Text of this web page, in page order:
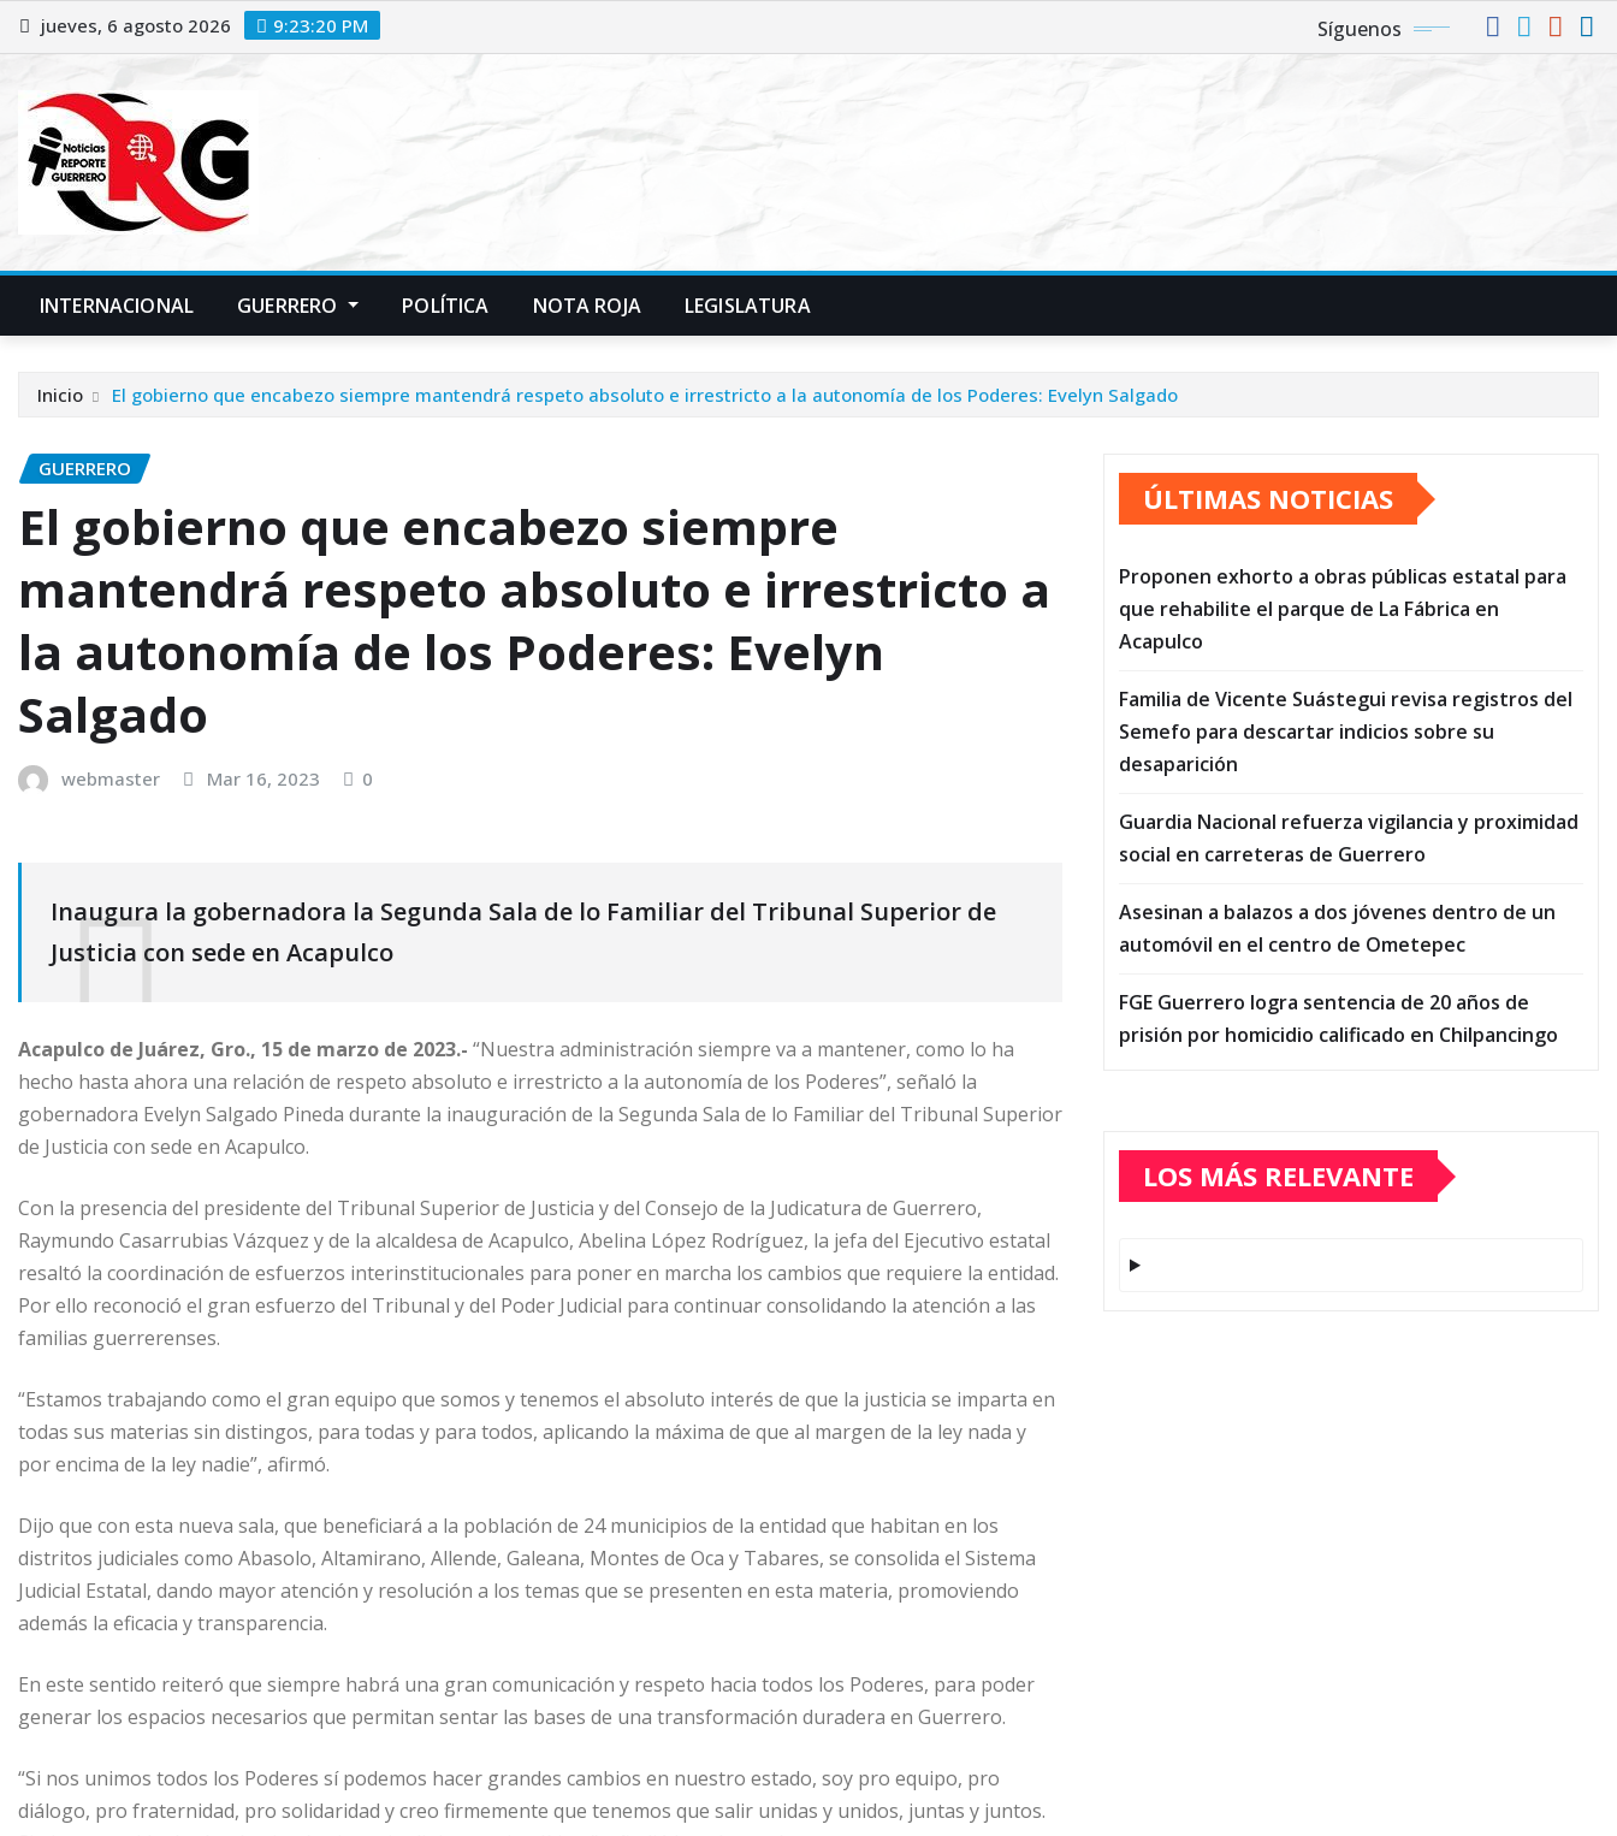
Saltar
al
jueves, 6 agosto 2026 9:23:21 PM Síguenos
INTERNACIONAL GUERRERO POLÍTICA NOTA ROJA LEGISLATURA
Inicio El gobierno que encabezo siempre mantendrá respeto absoluto e irrestricto a la autonomía de los Poderes: Evelyn Salgado
GUERRERO
El gobierno que encabezo siempre
mantendrá respeto absoluto e irrestricto a
la autonomía de los Poderes: Evelyn
Salgado
webmaster Mar 16, 2023 0
Inaugura la gobernadora la Segunda Sala de lo Familiar del Tribunal Superior de
Justicia con sede en Acapulco
Acapulco de Juárez, Gro., 15 de marzo de 2023.- “Nuestra administración siempre va a mantener, como lo ha
hecho hasta ahora una relación de respeto absoluto e irrestricto a la autonomía de los Poderes”, señaló la
gobernadora Evelyn Salgado Pineda durante la inauguración de la Segunda Sala de lo Familiar del Tribunal Superior
de Justicia con sede en Acapulco.
Con la presencia del presidente del Tribunal Superior de Justicia y del Consejo de la Judicatura de Guerrero,
Raymundo Casarrubias Vázquez y de la alcaldesa de Acapulco, Abelina López Rodríguez, la jefa del Ejecutivo estatal
resaltó la coordinación de esfuerzos interinstitucionales para poner en marcha los cambios que requiere la entidad.
Por ello reconoció el gran esfuerzo del Tribunal y del Poder Judicial para continuar consolidando la atención a las
familias guerrerenses.
“Estamos trabajando como el gran equipo que somos y tenemos el absoluto interés de que la justicia se imparta en
todas sus materias sin distingos, para todas y para todos, aplicando la máxima de que al margen de la ley nada y
por encima de la ley nadie”, afirmó.
Dijo que con esta nueva sala, que beneficiará a la población de 24 municipios de la entidad que habitan en los
distritos judiciales como Abasolo, Altamirano, Allende, Galeana, Montes de Oca y Tabares, se consolida el Sistema
Judicial Estatal, dando mayor atención y resolución a los temas que se presenten en esta materia, promoviendo
además la eficacia y transparencia.
En este sentido reiteró que siempre habrá una gran comunicación y respeto hacia todos los Poderes, para poder
generar los espacios necesarios que permitan sentar las bases de una transformación duradera en Guerrero.
“Si nos unimos todos los Poderes sí podemos hacer grandes cambios en nuestro estado, soy pro equipo, pro
diálogo, pro fraternidad, pro solidaridad y creo firmemente que tenemos que salir unidas y unidos, juntas y juntos.
ÚLTIMAS NOTICIAS
Proponen exhorto a obras públicas estatal para
que rehabilite el parque de La Fábrica en
Acapulco
Familia de Vicente Suástegui revisa registros del
Semefo para descartar indicios sobre su
desaparición
Guardia Nacional refuerza vigilancia y proximidad
social en carreteras de Guerrero
Asesinan a balazos a dos jóvenes dentro de un
automóvil en el centro de Ometepec
FGE Guerrero logra sentencia de 20 años de
prisión por homicidio calificado en Chilpancingo
LOS MÁS RELEVANTE